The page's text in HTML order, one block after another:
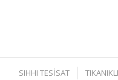
SIHHI TESİSAT